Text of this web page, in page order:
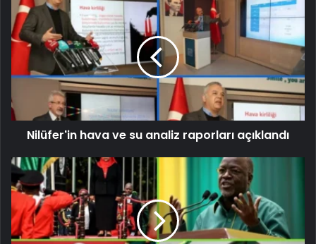
Nilüfer'in hava ve su analiz raporları açıklandı